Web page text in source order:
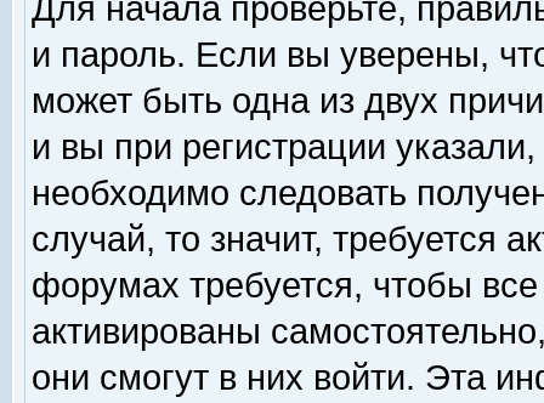
Для начала проверьте,
и пароль. Если вы уверены,
может быть одна из двух
и вы при регистрации
необходимо следовать
случай, то значит, требуется
форумах требуется, чтобы
активированы
они смогут в них войти. Эта